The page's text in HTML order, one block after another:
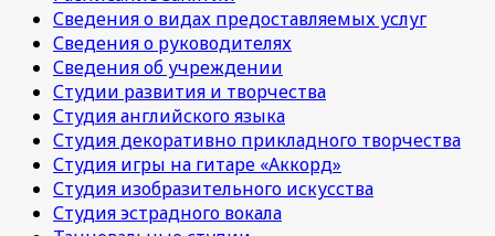
Сведения о видах предоставляемых услуг
Сведения о руководителях
Сведения об учреждении
Студии развития и творчества
Студия английского языка
Студия декоративно прикладного творчества
Студия игры на гитаре «Аккорд»
Студия изобразительного искусства
Студия эстрадного вокала